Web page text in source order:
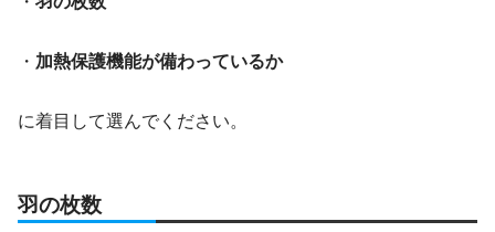
・ 加熱保護機能が備わっているか
に着目して選んでください。
羽の枚数